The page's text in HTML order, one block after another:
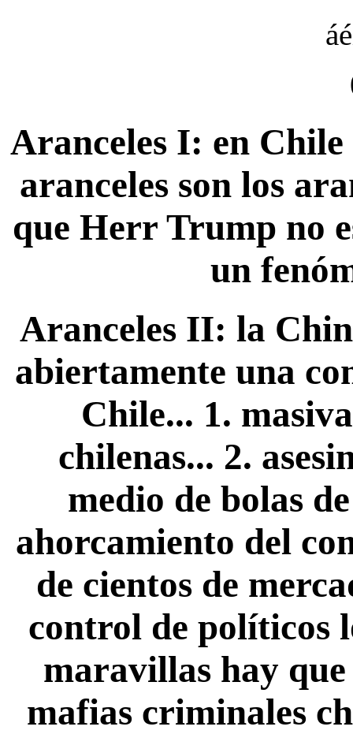
Aranceles I: en Chile
aranceles son los
que Herr Trump no
un
Aranceles II: la
abiertamente una
Chile... 1.
chilenas... 2.
medio de bolas
ahorcamiento del
de cientos de
control de políticos
maravillas hay
mafias criminales